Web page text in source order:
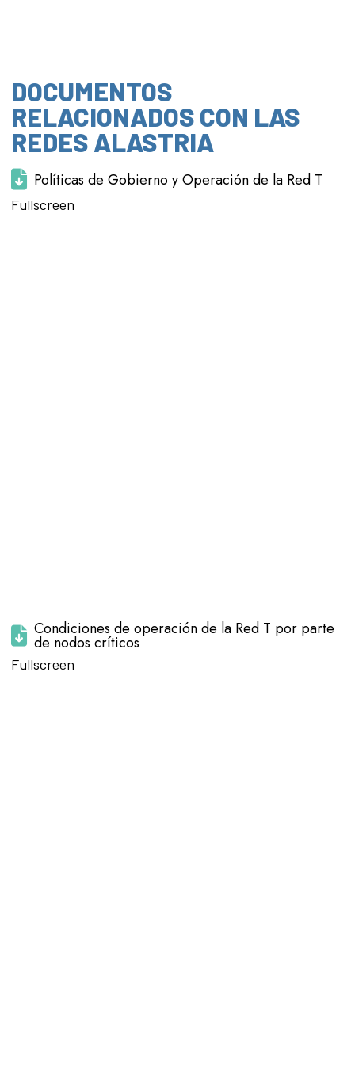
DOCUMENTOS
RELACIONADOS CON LAS
REDES ALASTRIA
Políticas de Gobierno y Operación de la Red T
Fullscreen
Saltar al
contenido
Condiciones de operación de la Red T por parte
de nodos críticos
Fullscreen
Saltar al
contenido